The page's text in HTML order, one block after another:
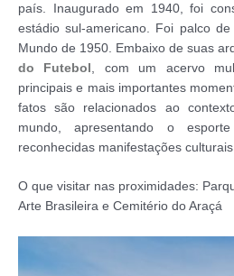
país. Inaugurado em 1940, foi
estádio sul-americano. Foi palco
Mundo de 1950. Embaixo de suas
do Futebol , com um acervo
principais e mais importantes
fatos são relacionados ao
mundo, apresentando o
reconhecidas manifestações
O que visitar nas proximidades:
Arte Brasileira e Cemitério do Araçá